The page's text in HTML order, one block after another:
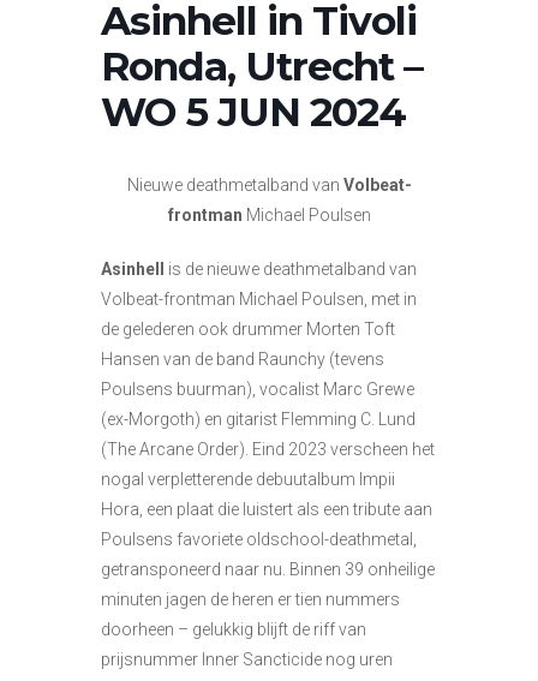
Asinhell in Tivoli
Ronda, Utrecht –
WO 5 JUN 2024
Nieuwe deathmetalband van Volbeat-
frontman Michael Poulsen
Asinhell
is de nieuwe deathmetalband van
Volbeat-frontman Michael Poulsen, met in
de gelederen ook drummer Morten Toft
Hansen van de band Raunchy (tevens
Poulsens buurman), vocalist Marc Grewe
(ex-Morgoth) en gitarist Flemming C. Lund
(The Arcane Order). Eind 2023 verscheen het
nogal verpletterende debuutalbum Impii
Hora, een plaat die luistert als een tribute aan
Poulsens favoriete oldschool-deathmetal,
getransponeerd naar nu. Binnen 39 onheilige
minuten jagen de heren er tien nummers
doorheen – gelukkig blijft de riff van
prijsnummer Inner Sancticide nog uren